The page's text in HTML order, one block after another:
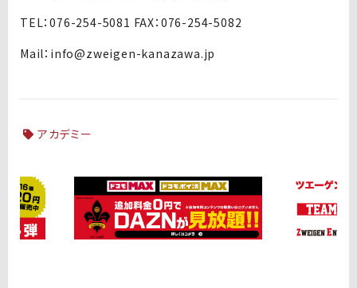
TEL：076-254-5081 FAX：076-254-5082
Mail：info@zweigen-kanazawa.jp
アカデミー